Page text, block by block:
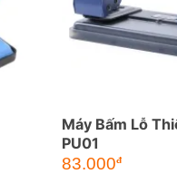
Máy Bấm Lỗ
PU01
83.000đ